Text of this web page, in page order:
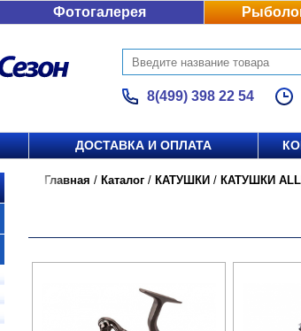
Фотогалерея
8(499) 398 22 54
ДОСТАВКА И ОПЛАТА
Главная / Каталог / КАТУШКИ / КАТУШКИ